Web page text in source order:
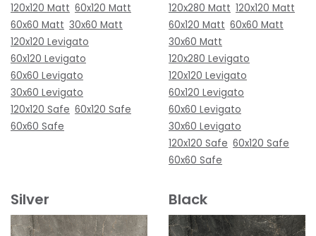
120x120 Matt 60x120 Matt
60x60 Matt 30x60 Matt
120x120 Levigato
60x120 Levigato
60x60 Levigato
30x60 Levigato
120x120 Safe 60x120 Safe
60x60 Safe
120x280 Matt 120x120 Matt
60x120 Matt 60x60 Matt
30x60 Matt
120x280 Levigato
120x120 Levigato
60x120 Levigato
60x60 Levigato
30x60 Levigato
120x120 Safe 60x120 Safe
60x60 Safe
Silver Black